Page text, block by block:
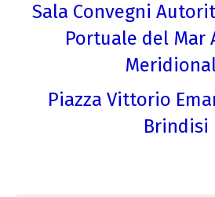
Sala Convegni
Portuale del Mar
Piazza Vittorio
Brindisi